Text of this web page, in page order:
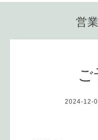
営
ご
2024-12-